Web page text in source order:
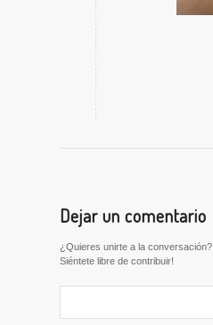
Dejar un comentario
¿Quieres unirte a la conversación?
Siéntete libre de contribuir!